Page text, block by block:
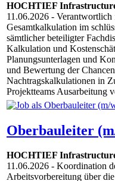
HOCHTIEF
11.06.2026 - Verantwortlich
Gesamtkalkulation im
sämtlicher beteiligter
Kalkulation und
Planungsunterlagen und
und Bewertung der
Nachtragskalkulationen in
Projektteams Ausarbeitung
Oberbauleiter
HOCHTIEF
11.06.2026 - Koordination
Arbeitsvorbereitung über